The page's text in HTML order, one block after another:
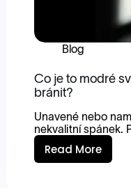
Blog
Co je to modré
bránit?
Unavené nebo
nekvalitní spánek.
Read More